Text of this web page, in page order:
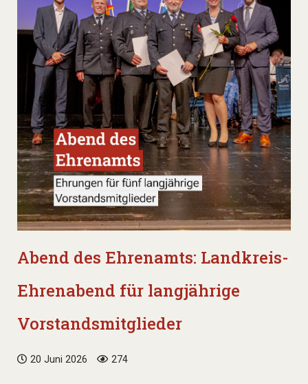
Abend des Ehrenamts: Landkreis-
Ehrenabend für langjährige
Vorstandsmitglieder
20 Juni 2026 274